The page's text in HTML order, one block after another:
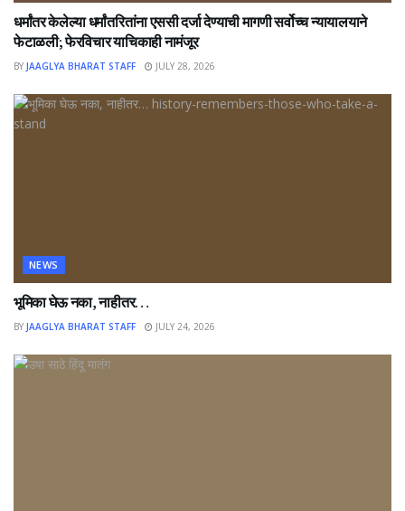
धर्मांतर केलेल्या धर्मांतरितांना एससी दर्जा देण्याची मागणी सर्वोच्च न्यायालयाने
फेटाळली; फेरविचार याचिकाही नामंजूर
BY JAAGLYA BHARAT STAFF JULY 28, 2026
NEWS
भूमिका घेऊ नका, नाहीतर…
BY JAAGLYA BHARAT STAFF JULY 24, 2026